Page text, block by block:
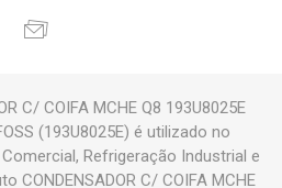
C/ COIFA MCHE Q8 193U8025E
(193U8025E) é utilizado no
Refrigeração Industrial e
CONDENSADOR C/ COIFA MCHE